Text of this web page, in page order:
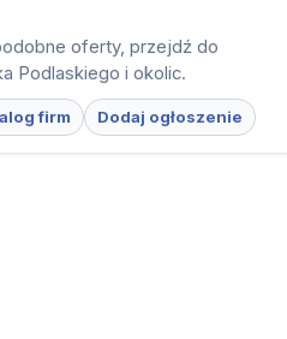
oferty, przejdź do
Podlaskiego i okolic.
firm Dodaj ogłoszenie